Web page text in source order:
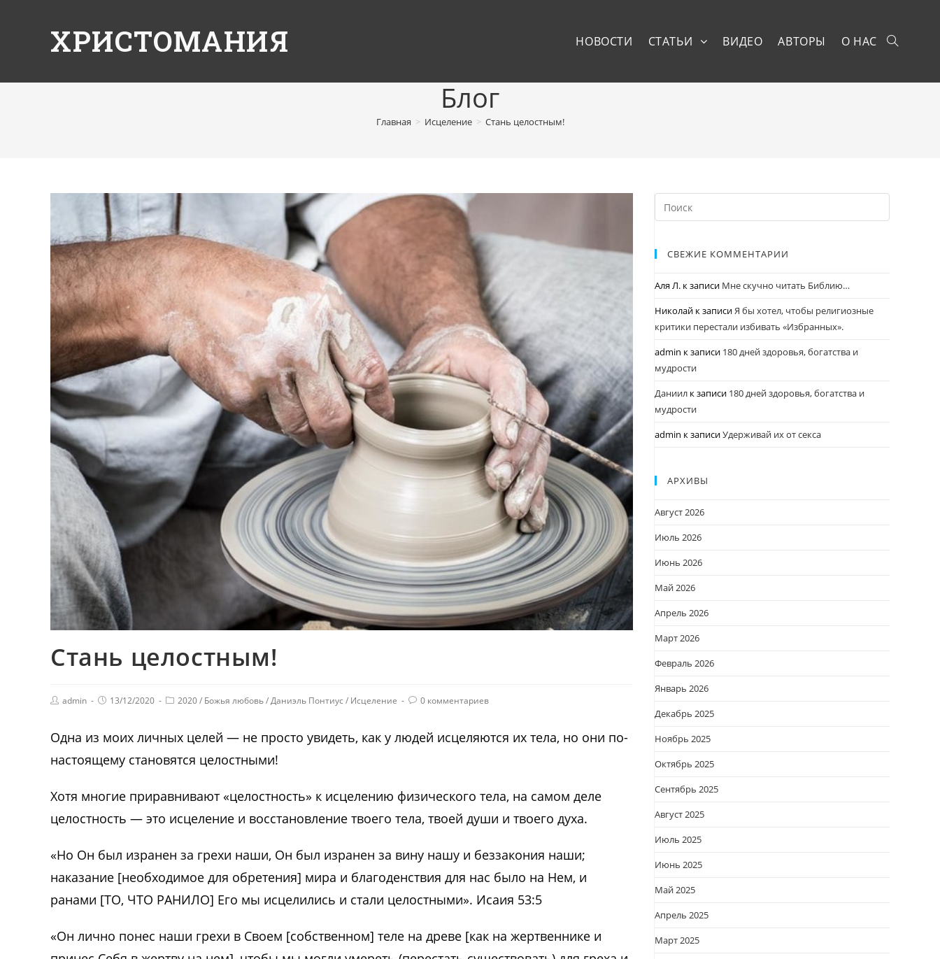
ХРИСТОМАНИЯ НОВОСТИ СТАТЬИ ВИДЕО АВТОРЫ О НАС
Блог
Главная > Исцеление > Стань целостным!
Стань целостным!
admin 13/12/2020 2020/ Божья любовь/Даниэль Понтиус / Исцеление 0 комментариев
Одна из моих личных целей — не просто увидеть, как у людей исцеляются их тела, но они по-
настоящему становятся целостными!
Хотя многие приравнивают «целостность» к исцелению физического тела, на самом деле
целостность — это исцеление и восстановление твоего тела, твоей души и твоего духа.
«Но Он был изранен за грехи наши, Он был изранен за вину нашу и беззакония наши;
наказание [необходимое для обретения] мира и благоденствия для нас было на Нем, и
ранами [ТО, ЧТО РАНИЛО] Его мы исцелились и стали целостными». Исаия 53:5
«Он лично понес наши грехи в Своем [собственном] теле на древе [как на жертвеннике и
СВЕЖИЕ КОММЕНТАРИИ
Аля Л. к записи Мне скучно читать Библию…
Николай к записиЯ бы хотел, чтобы религиозные
критики перестали избивать «Избранных».
admin к записи 180 дней здоровья, богатства и
мудрости
Даниил к записи 180 дней здоровья, богатства и
мудрости
admin к записиУдерживай их от секса
АРХИВЫ
Август 2026
Июль 2026
Июнь 2026
Май 2026
Апрель 2026
Март 2026
Февраль 2026
Январь 2026
Декабрь 2025
Ноябрь 2025
Октябрь 2025
Сентябрь 2025
Август 2025
Июль 2025
Июнь 2025
Май 2025
Апрель 2025
Март 2025